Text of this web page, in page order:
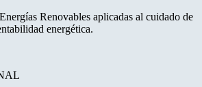
Renovables aplicadas al cuidado de
energética.